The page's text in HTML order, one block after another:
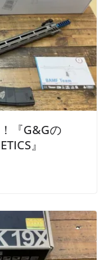
『G&Gの
』